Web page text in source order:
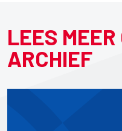
LEES MEER
ARCHIEF